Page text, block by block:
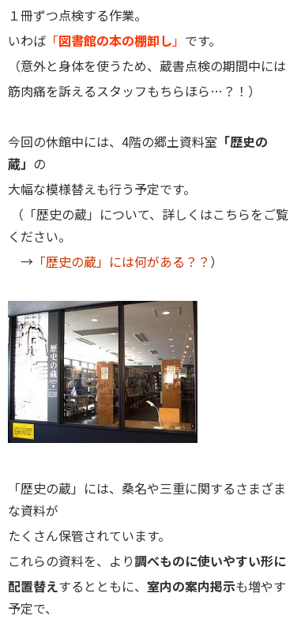
１冊ずつ点検する作業。
いわば 「図書館の本の棚卸し」 です。
（意外と身体を使うため、蔵書点検の期間中には
筋肉痛を訴えるスタッフもちらほら…？！）
今回の休館中には、4階の郷土資料室 「歴史の
蔵」 の
大幅な模様替えも行う予定です。
（「歴史の蔵」について、詳しくはこちらをご覧
ください。
→ 「歴史の蔵」には何がある？？ ）
「歴史の蔵」には、桑名や三重に関するさまざま
な資料が
たくさん保管されています。
これらの資料を、より調べものに使いやすい形に
配置替えするとともに、 室内の案内掲示も増やす
予定で、